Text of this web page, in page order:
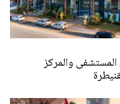
والمركز